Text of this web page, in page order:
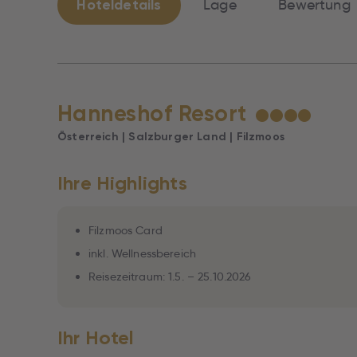
Hoteldetails Lage Bewertung
Hanneshof Resort ★★★★
Österreich | Salzburger Land | Filzmoos
Ihre Highlights
Filzmoos Card
inkl. Wellnessbereich
Reisezeitraum: 1.5. – 25.10.2026
Ihr Hotel